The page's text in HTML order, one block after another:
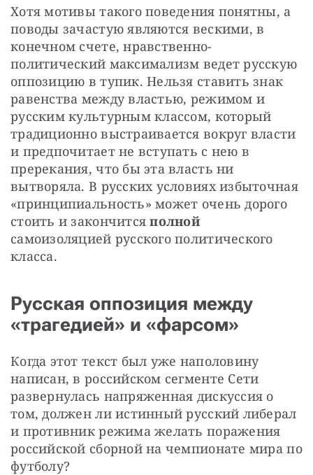
Хотя мотивы такого поведения понятны, а
поводы зачастую являются вескими, в
конечном счете, нравственно-
политический максимализм ведет русскую
оппозицию в тупик. Нельзя ставить знак
равенства между властью, режимом и
русским культурным классом, который
традиционно выстраивается вокруг власти
и предпочитает не вступать с нею в
пререкания, что бы эта власть ни
вытворяла. В русских условиях избыточная
«принципиальность» может очень дорого
стоить и закончится полной
самоизоляцией русского политического
класса.
Русская оппозиция между
«трагедией» и «фарсом»
Когда этот текст был уже наполовину
написан, в российском сегменте Сети
развернулась напряженная дискуссия о
том, должен ли истинный русский либерал
и противник режима желать поражения
российской сборной на чемпионате мира по
футболу?